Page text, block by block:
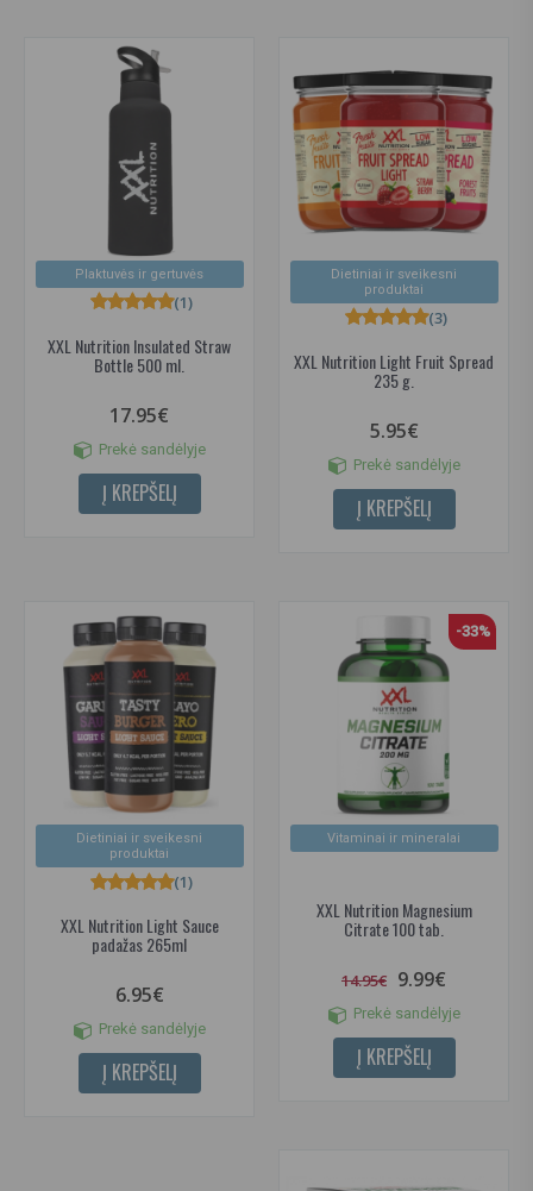
Plaktuvės ir gertuvės
XXL Nutrition Insulated Straw
Bottle 500 ml.
(1)
17.95€
Prekė sandėlyje
Į KREPŠELĮ
Dietiniai ir sveikesni
produktai
XXL Nutrition Light Fruit Spread
235 g.
(3)
5.95€
Prekė sandėlyje
Į KREPŠELĮ
Dietiniai ir sveikesni
produktai
XXL Nutrition Light Sauce
padažas 265ml
(1)
6.95€
Prekė sandėlyje
Į KREPŠELĮ
Vitaminai ir mineralai
-33%
XXL Nutrition Magnesium
Citrate 100 tab.
14.95€ 9.99€
Prekė sandėlyje
Į KREPŠELĮ